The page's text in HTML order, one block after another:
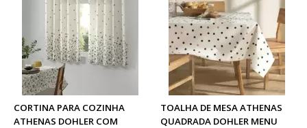
CORTINA PARA COZINHA
ATHENAS DOHLER COM
TOALHA DE MESA ATHENAS
QUADRADA DOHLER MENU